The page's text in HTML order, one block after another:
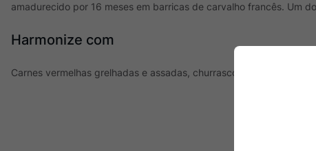
amadurecido por 16 meses em barricas de carvalho francês. Um
Harmonize com
Carnes vermelhas grelhadas e assadas, churrasco, embutidos e